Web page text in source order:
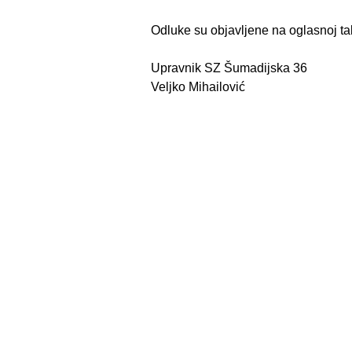
Odluke su objavljene na oglasnoj
Upravnik SZ Šumadijska 36
Veljko Mihailović